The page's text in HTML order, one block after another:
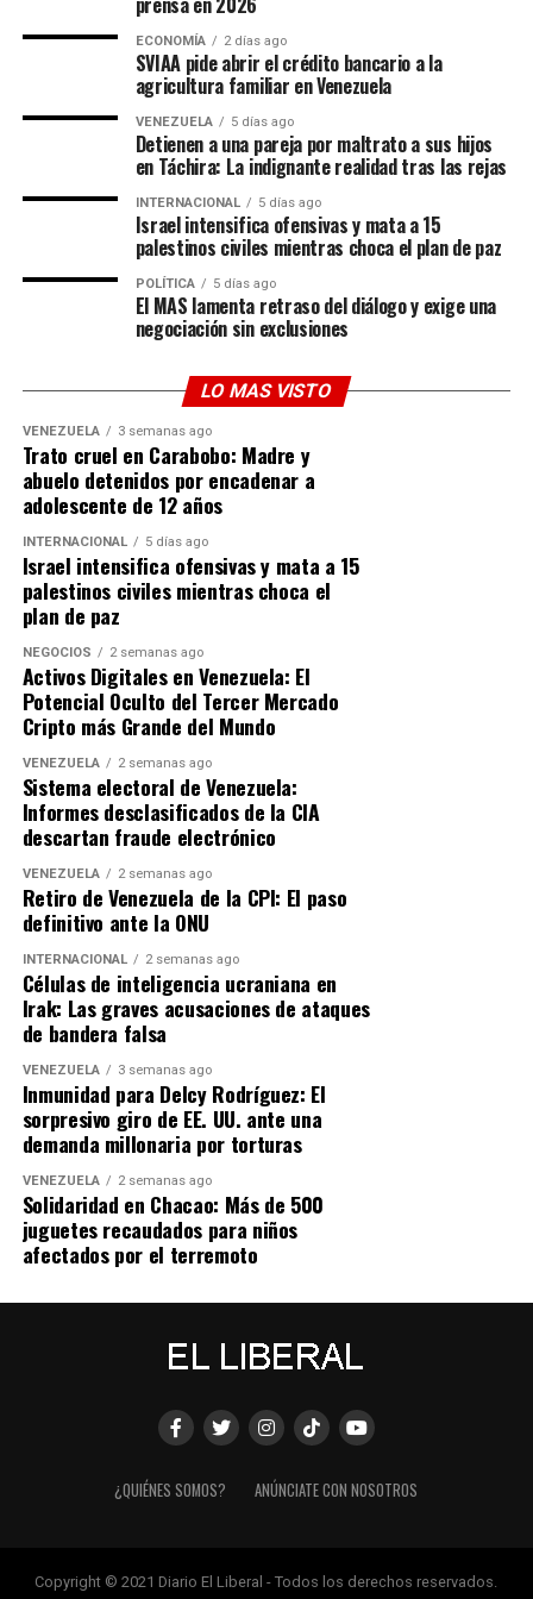
norteamericano, quienes ya habían estado bajo la lupa
tras la creación de un polémico «Premio de la Paz»
otorgado a Trump en 2025. El planeta fútbol hoy se
pregunta si las canchas se rigen por el balón o por la
diplomacia del poder.
Una conexión que nace en el corazón de
Para entender esta pasión futbolera hay que mirar hacia
las raíces de su esposa, Luciana Barroso, nacida en
Salta, Argentina. Ella ha sido la encargada de introducir
Good Will Huntingen la vibrante cultura del
fútbol sudamericano. Damon ya ha compartido en otras
ocasiones sus experiencias viviendo la intensidad de la
bombonera con Boca Juniors, pero este Mundial ha
llevado la fiebre familiar a otro nivel.
Aunque Damonbromeó diciendo que «apoyaba a
Colombia» en ese partido en particular solo por respeto
a Leguizamo, reafirmó que su corazón (y el de su hogar)
le pertenece a la Scaloneta:«Argentina es mi equipo»
Un ícono que trasciende el deporte
A sus 39 años, el impacto delefecto Messi
mide solo en balones de oro o estadísticas; se mide en el
impacto cultural global. Que una de las figuras más
rentables y respetadas del cine de EE. UU. acepte con
orgullo que es el «segundo» en su hogar demuestra que
la Messimanía es un fenómeno sociológico. Matt Damon
casa, el trono le pertenece indiscutiblemente a Lionel
Messi.
ECONOMÍA 2 días ago
SVIAA pide abrir el crédito bancario a la
agricultura familiar en Venezuela
VENEZUELA 5 días ago
Detienen a una pareja por maltrato a sus hijos
en Táchira: La indignante realidad tras las rejas
INTERNACIONAL 5 días ago
Israel intensifica ofensivas y mata a 15
palestinos civiles mientras choca el plan de paz
POLÍTICA 5 días ago
El MAS lamenta retraso del diálogo y exige una
negociación sin exclusiones
LO MAS VISTO
VENEZUELA 3 semanas ago
Trato cruel en Carabobo: Madre y
abuelo detenidos por encadenar a
adolescente de 12 años
INTERNACIONAL 5 días ago
Israel intensifica ofensivas y mata a 15
palestinos civiles mientras choca el
plan de paz
NEGOCIOS 2 semanas ago
Activos Digitales en Venezuela: El
Potencial Oculto del Tercer Mercado
Cripto más Grande del Mundo
VENEZUELA 2 semanas ago
Sistema electoral de Venezuela:
Informes desclasificados de la CIA
descartan fraude electrónico
VENEZUELA 2 semanas ago
Retiro de Venezuela de la CPI: El paso
definitivo ante la ONU
INTERNACIONAL 2 semanas ago
Células de inteligencia ucraniana en
Irak: Las graves acusaciones de ataques
de bandera falsa
VENEZUELA 3 semanas ago
Inmunidad para Delcy Rodríguez: El
sorpresivo giro de EE. UU. ante una
demanda millonaria por torturas
VENEZUELA 2 semanas ago
Solidaridad en Chacao: Más de 500
juguetes recaudados para niños
afectados por el terremoto
¿QUIÉNES SOMOS? ANÚNCIATE CON NOSOTROS
Copyright © 2021 Diario El Liberal - Todos los derechos reservados.